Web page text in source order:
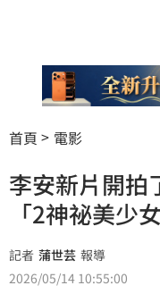
首頁 電影
李安新片開
「2神祕美少
記者 蒲世芸 報導
2026/05/14 10:55:00